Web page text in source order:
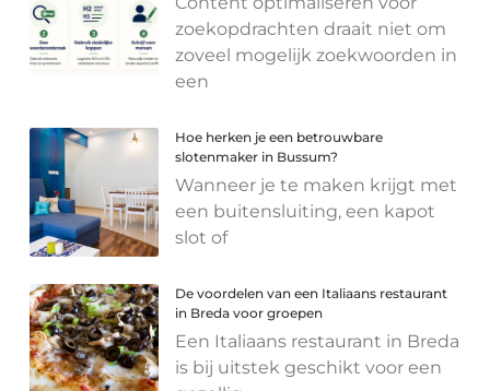
zoekopdrachten draait niet om
zoveel mogelijk zoekwoorden in
een
Hoe herken je een betrouwbare
slotenmaker in Bussum?
Wanneer je te maken krijgt met
een buitensluiting, een kapot
slot of
De voordelen van een Italiaans restaurant
in Breda voor groepen
Een Italiaans restaurant in Breda
is bij uitstek geschikt voor een